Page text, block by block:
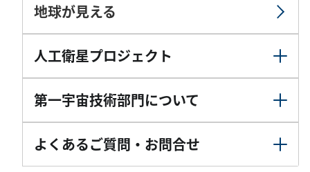
地球が見える
人工衛星プロジェクト
第一宇宙技術部門について
よくあるご質問・お問合せ